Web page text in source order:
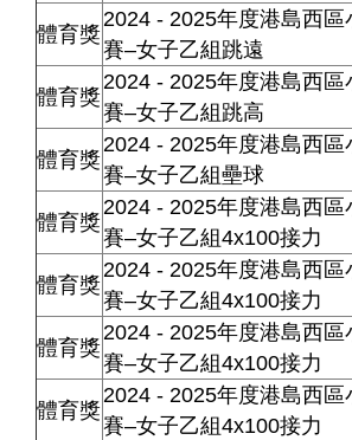
體育獎
2024 - 2025年度港島西區
賽–女子乙組跳遠
體育獎
2024 - 2025年度港島西區
賽–女子乙組跳高
體育獎
2024 - 2025年度港島西區
賽–女子乙組壘球
體育獎
2024 - 2025年度港島西區
賽–女子乙組4x100接力
體育獎
2024 - 2025年度港島西區
賽–女子乙組4x100接力
體育獎
2024 - 2025年度港島西區
賽–女子乙組4x100接力
體育獎
2024 - 2025年度港島西區
賽–女子乙組4x100接力